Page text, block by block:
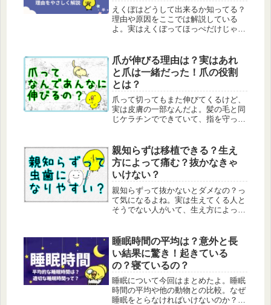
えくぼはどうして出来るか知ってる？
理由や原因をここでは解説している
よ。実はえくぼってほっぺだけじゃな
くぼの伝説の話もあるから一緒に聞い
てね。
爪が伸びる理由は？実はあれ
と爪は一緒だった！爪の役割
とは？
爪って切ってもまた伸びてくるけど、
実は皮膚の一部なんだよ。髪の毛と同
じケラチンでできていて、指を守った
どを分かりやすく話しているよ。
親知らずは移植できる？生え
方によって痛む？抜かなきゃ
いけない？
親知らずって抜かないとダメなの？っ
て気になるよね。実は生えてくる人と
そうでない人がいて、生え方によって
うがいいケース、移植できることまで
分かりやすく話していくね。
睡眠時間の平均は？意外と長
い結果に驚き！起きている
の？寝ているの？
睡眠について今回はまとめたよ。睡眠
時間の平均や他の動物との比較。なぜ
睡眠をとらなければいけないのか？他